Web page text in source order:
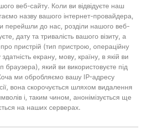
веб-сайту. Коли ви відвідуєте наш
назву вашого інтернет-провайдера,
перейшли до нас, розділи нашого веб-
дату та тривалість вашого візиту, а
пристрій (тип пристрою, операційну
екрану, мову, країну, в якій ви
браузера), який ви використовуєте під
ми обробляємо вашу IP-адресу
вона скорочується шляхом видалення
і, таким чином, анонімізується ще
на наших серверах.